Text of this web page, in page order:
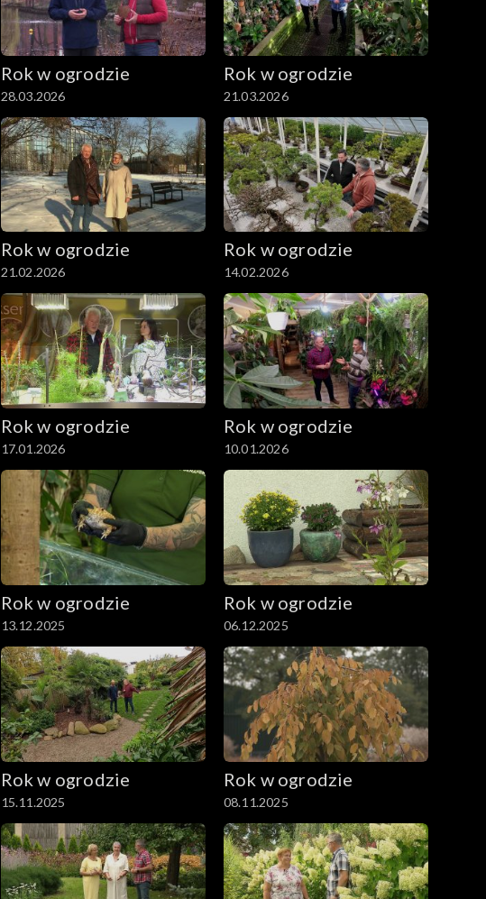
Rok w ogrodzie
28.03.2026
Rok w ogrodzie
21.03.2026
Rok w ogrodzie
21.02.2026
Rok w ogrodzie
14.02.2026
Rok w ogrodzie
17.01.2026
Rok w ogrodzie
10.01.2026
Rok w ogrodzie
13.12.2025
Rok w ogrodzie
06.12.2025
Rok w ogrodzie
15.11.2025
Rok w ogrodzie
08.11.2025